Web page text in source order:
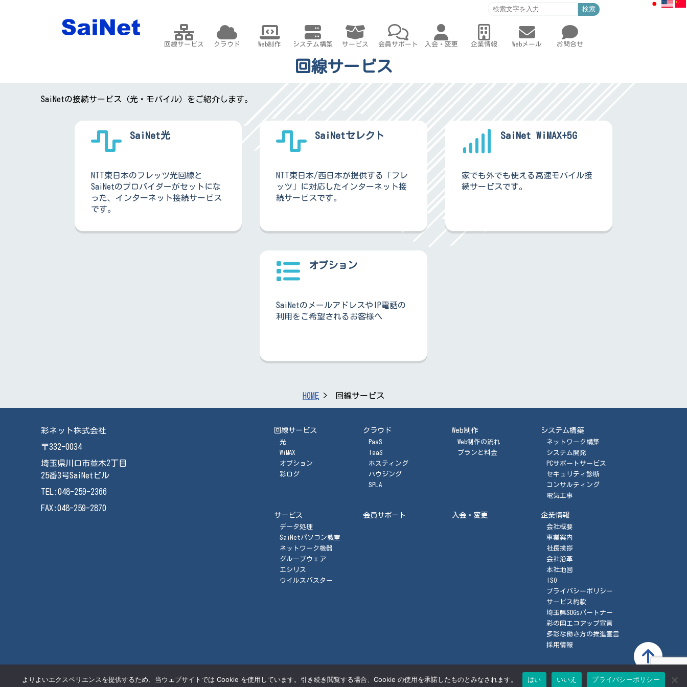
検索
回線サービス クラウド Web制作 システム構築 サービス 会員サポート 入会・変更 企業情報 Webメール お問合せ
回線サービス
SaiNetの接続サービス（光・モバイル）をご紹介します。
SaiNet光
NTT東日本のフレッツ光回線と
SaiNetのプロバイダーがセットにな
った、インターネット接続サービス
です。
SaiNetセレクト
NTT東日本/西日本が提供する「フレ
ッツ」に対応したインターネット接
続サービスです。
SaiNet WiMAX+5G
家でも外でも使える高速モバイル接
続サービスです。
オプション
SaiNetのメールアドレスやIP電話の
利用をご希望されるお客様へ
HOME 回線サービス
彩ネット株式会社
〒332-0034
埼玉県川口市並木2丁目
25番3号SaiNetビル
TEL:048-259-2366
FAX:048-259-2870
回線サービス
光
WiMAX
オプション
彩ログ
クラウド
PaaS
IaaS
ホスティング
ハウジング
SPLA
Web制作
Web制作の流れ
プランと料金
システム構築
ネットワーク構築
システム開発
PCサポートサービス
セキュリティ診断
コンサルティング
電気工事
サービス
データ処理
SaiNetパソコン教室
ネットワーク機器
グループウェア
エシリス
ウイルスバスター
会員サポート 入会・変更 企業情報
会社概要
事業案内
社長挨拶
会社沿革
本社地図
ISO
プライバシーポリシー
サービス約款
埼玉県SDGsパートナー
彩の国エコアップ宣言
多彩な働き方の推進宣言
採用情報
© SaiNet Corporation
お問合せ プライバシーポリシー
よりよいエクスペリエンスを提供するため、当ウェブサイトでは Cookie を使用しています。引き続き閲覧する場合、Cookie の使用を承諾したものとみなされます。 はい いいえ プライバシーポリシー